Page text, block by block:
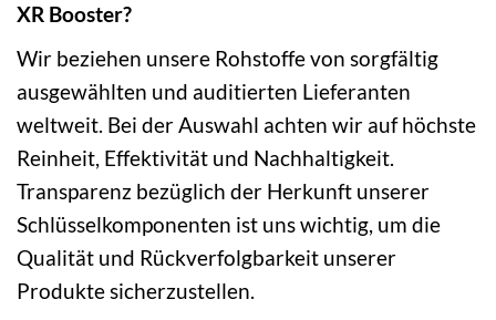
XR Booster?
Wir beziehen unsere Rohstoffe von sorgfältig
ausgewählten und auditierten Lieferanten
weltweit. Bei der Auswahl achten wir auf höchste
Reinheit, Effektivität und Nachhaltigkeit.
Transparenz bezüglich der Herkunft unserer
Schlüsselkomponenten ist uns wichtig, um die
Qualität und Rückverfolgbarkeit unserer
Produkte sicherzustellen.